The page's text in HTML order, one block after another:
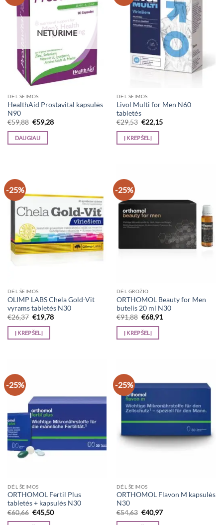
NETURIME
DĖL ŠEIMOS
HealthAid Prostavital kapsulės
N90
€59,88 Original
price
was:
€59,88.
€59,28Current
DAUGIAU
DĖL ŠEIMOS
Livol Multi for Men N60
tabletės
€29,53 Original
price
was:
€29,53.
€22,15Current
Į KREPŠELĮ
-25%
DĖL ŠEIMOS
OLIMP LABS Chela Gold-Vit
vyrams tabletės N30
€26,37 Original
price
was:
€26,37.
€19,78Current
Į KREPŠELĮ
-25%
DĖL GROŽIO
ORTHOMOL Beauty for Men
butelis 20 ml N30
€91,88 Original
price
was:
€91,88.
€68,91Current
Į KREPŠELĮ
-25%
DĖL ŠEIMOS
ORTHOMOL Fertil Plus
tabletės + kapsulės N30
€60,66 Original
price
€45,50Current
-25%
DĖL ŠEIMOS
ORTHOMOL Flavon M kapsulės
N30
€54,63 Original
price
€40,97Current